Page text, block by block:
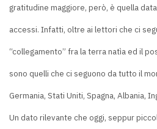
gratitudine maggiore, però, è quella
accessi. Infatti, oltre ai lettori che ci
“collegamento” fra la terra natìa ed il
sono quelli che ci seguono da tutto il
Germania, Stati Uniti, Spagna, Albania,
Un dato rilevante che oggi, seppur